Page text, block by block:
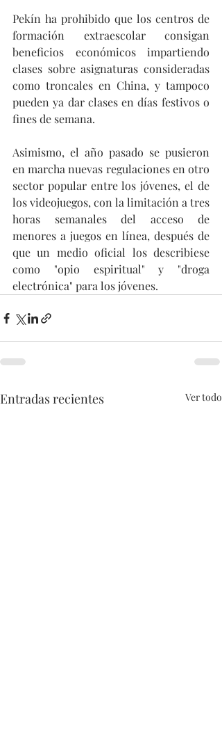
Pekín ha prohibido que los centros de
formación extraescolar consigan
beneficios económicos impartiendo
clases sobre asignaturas consideradas
como troncales en China, y tampoco
pueden ya dar clases en días festivos o
fines de semana.
Asimismo, el año pasado se pusieron
en marcha nuevas regulaciones en otro
sector popular entre los jóvenes, el de
los videojuegos, con la limitación a tres
horas semanales del acceso de
menores a juegos en línea, después de
que un medio oficial los describiese
como "opio espiritual" y "droga
electrónica" para los jóvenes.
Entradas recientes Ver todo